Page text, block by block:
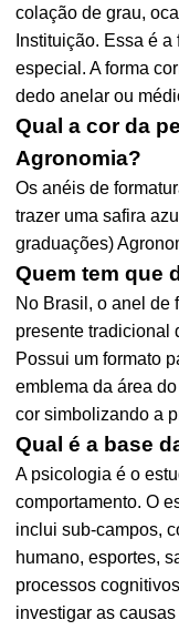
colação de grau,
Instituição. Essa é
especial. A forma
dedo anelar ou
Qual a cor da
Agronomia?
Os anéis de
trazer uma safira
graduações)
Quem tem que
No Brasil, o anel de
presente tradicional
Possui um formato
emblema da área
cor simbolizando a
Qual é a base
A psicologia é o
comportamento. O
inclui sub-campos,
humano, esportes,
processos
investigar as